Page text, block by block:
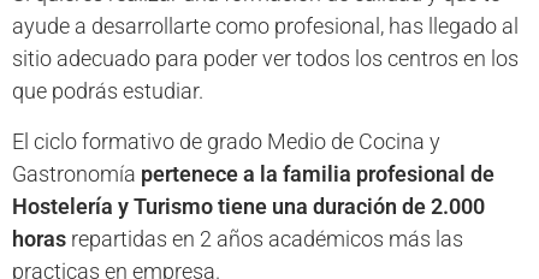
ayude a desarrollarte como profesional, has llegado al
sitio adecuado para poder ver todos los centros en los
que podrás estudiar.
El ciclo formativo de grado Medio de Cocina y
Gastronomía pertenece a la familia profesional de
Hostelería y Turismo tiene una duración de 2.000
horas repartidas en 2 años académicos más las
practicas en empresa.